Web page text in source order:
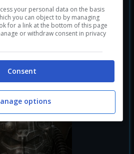
Fallout 3
your personal data on the basis
you can object to by managing
for a link at the bottom of this page
or withdraw consent in privacy
Consent
options